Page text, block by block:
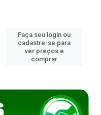
Faça seu login ou
cadastre-se para
ver preços e
comprar